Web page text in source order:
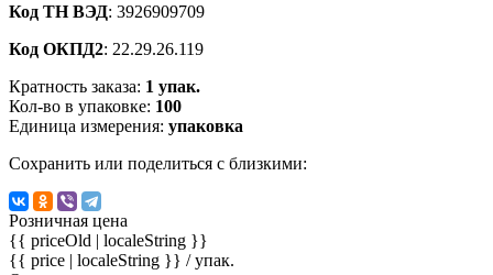
Код ТН ВЭД: 3926909709
Код ОКПД2: 22.29.26.119
Кратность заказа: 1 упак.
Кол-во в упаковке: 100
Единица измерения: упаковка
Сохранить или поделиться с близкими:
Розничная цена
{{ priceOld | localeString }}
{{ price | localeString }} / упак.